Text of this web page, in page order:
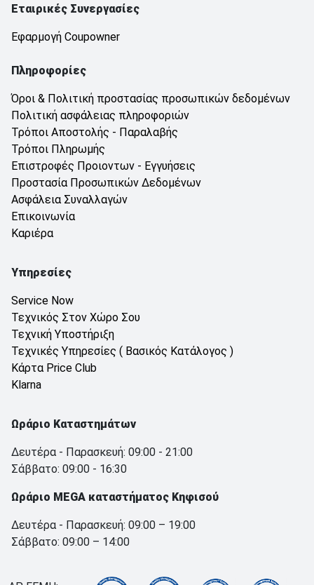
Εταιρικές Συνεργασίες
Εφαρμογή Coupowner
Πληροφορίες
Όροι & Πολιτική προστασίας προσωπικών δεδομένων
Πολιτική ασφάλειας πληροφοριών
Τρόποι Αποστολής - Παραλαβής
Τρόποι Πληρωμής
Επιστροφές Προιοντων - Εγγυήσεις
Προστασία Προσωπικών Δεδομένων
Ασφάλεια Συναλλαγών
Επικοινωνία
Καριέρα
Υπηρεσίες
Service Now
Τεχνικός Στον Χώρο Σου
Τεχνική Υποστήριξη
Τεχνικές Υπηρεσίες ( Βασικός Κατάλογος )
Κάρτα Price Club
Klarna
Ωράριο Καταστημάτων
Δευτέρα - Παρασκευή: 09:00 - 21:00
Σάββατο: 09:00 - 16:30
Ωράριο MEGA καταστήματος Κηφισού
Δευτέρα - Παρασκευή: 09:00 – 19:00
Σάββατο: 09:00 – 14:00